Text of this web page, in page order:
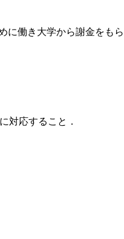
に働き大学から謝金をもら
対応すること．